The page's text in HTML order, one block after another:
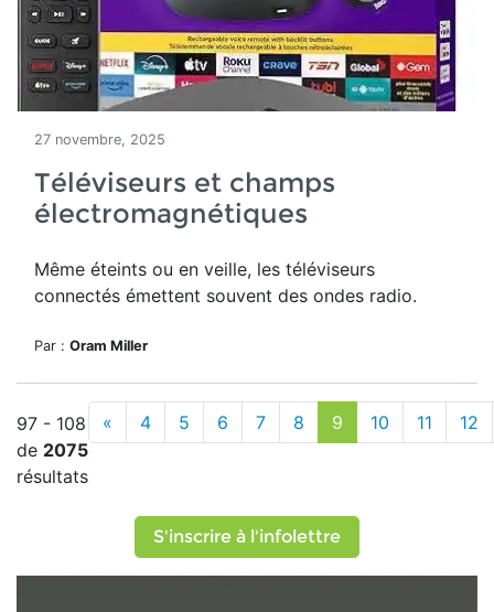
27 novembre, 2025
Téléviseurs et champs
électromagnétiques
Même éteints ou en veille, les téléviseurs
connectés émettent souvent des ondes radio.
Par : Oram Miller
97 - 108
de 2075
résultats
« 4 5 6 7 8 9 10 11 12
S'inscrire à l'infolettre